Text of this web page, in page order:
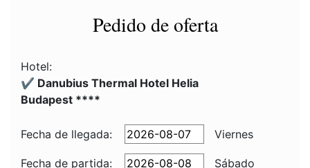
Pedido de oferta
Hotel:
✔️ Danubius Thermal Hotel Helia
Budapest ****
Fecha de llegada: Viernes
Fecha de partida:
Sábado